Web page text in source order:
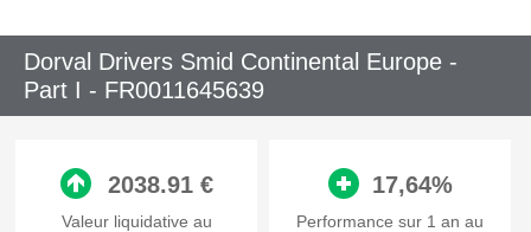
Dorval Drivers Smid Continental Europe -
Part I - FR0011645639
2038.91 €
Valeur liquidative au
17,64%
Performance sur 1 an au